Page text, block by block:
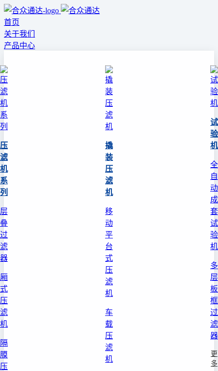
首页
关于我们
产品中心
压
滤
机
系
列
层
叠
过
滤
器
厢
式
压
滤
机
隔
膜
压
撬
装
压
滤
机
移
动
平
台
式
压
滤
机
车
载
压
滤
机
试
验
机
全
自
动
成
套
试
验
机
多
层
板
框
过
滤
器
更
多